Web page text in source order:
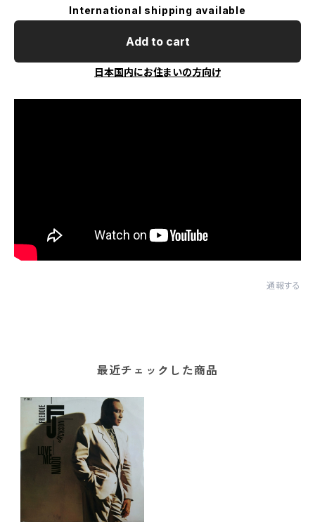
International shipping available
Add to cart
日本国内にお住まいの方向け
通報する
最近チェックした商品